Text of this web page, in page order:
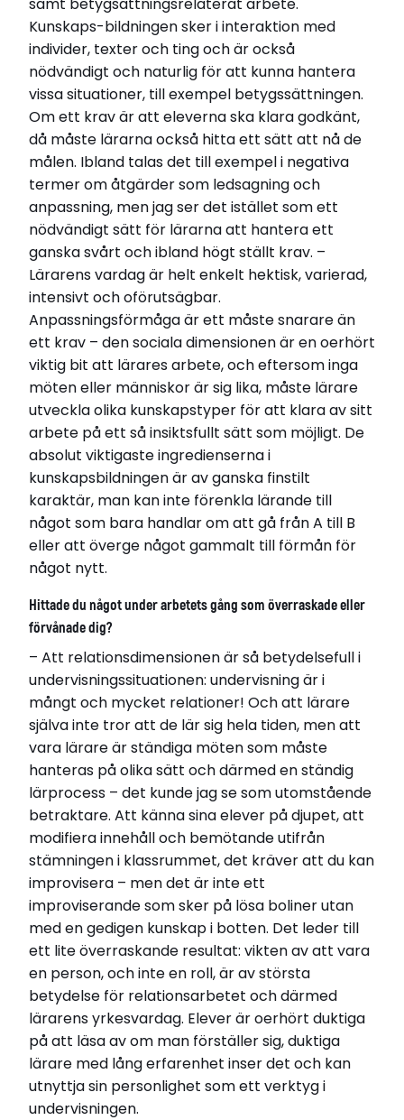
samt betygsättningsrelaterat arbete.
Kunskaps-bildningen sker i interaktion med
individer, texter och ting och är också
nödvändigt och naturlig för att kunna hantera
vissa situationer, till exempel betygssättningen.
Om ett krav är att eleverna ska klara godkänt,
då måste lärarna också hitta ett sätt att nå de
målen. Ibland talas det till exempel i negativa
termer om åtgärder som ledsagning och
anpassning, men jag ser det istället som ett
nödvändigt sätt för lärarna att hantera ett
ganska svårt och ibland högt ställt krav. –
Lärarens vardag är helt enkelt hektisk, varierad,
intensivt och oförutsägbar.
Anpassningsförmåga är ett måste snarare än
ett krav – den sociala dimensionen är en oerhört
viktig bit att lärares arbete, och eftersom inga
möten eller människor är sig lika, måste lärare
utveckla olika kunskapstyper för att klara av sitt
arbete på ett så insiktsfullt sätt som möjligt. De
absolut viktigaste ingredienserna i
kunskapsbildningen är av ganska finstilt
karaktär, man kan inte förenkla lärande till
något som bara handlar om att gå från A till B
eller att överge något gammalt till förmån för
något nytt.
Hittade du något under arbetets gång som överraskade eller
förvånade dig?
– Att relationsdimensionen är så betydelsefull i
undervisningssituationen: undervisning är i
mångt och mycket relationer! Och att lärare
själva inte tror att de lär sig hela tiden, men att
vara lärare är ständiga möten som måste
hanteras på olika sätt och därmed en ständig
lärprocess – det kunde jag se som utomstående
betraktare. Att känna sina elever på djupet, att
modifiera innehåll och bemötande utifrån
stämningen i klassrummet, det kräver att du kan
improvisera – men det är inte ett
improviserande som sker på lösa boliner utan
med en gedigen kunskap i botten. Det leder till
ett lite överraskande resultat: vikten av att vara
en person, och inte en roll, är av största
betydelse för relationsarbetet och därmed
lärarens yrkesvardag. Elever är oerhört duktiga
på att läsa av om man förställer sig, duktiga
lärare med lång erfarenhet inser det och kan
utnyttja sin personlighet som ett verktyg i
undervisningen.